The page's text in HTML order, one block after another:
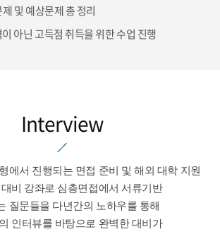
및 예상문제 총 정리
아닌 고득점 취득을 위한 수업 진행
Interview
에서 진행되는 면접 준비 및 해외 대학 지원
비 강좌로 심층면접에서 서류기반
질문들을 다년간의 노하우를 통해
인터뷰를 바탕으로 완벽한 대비가